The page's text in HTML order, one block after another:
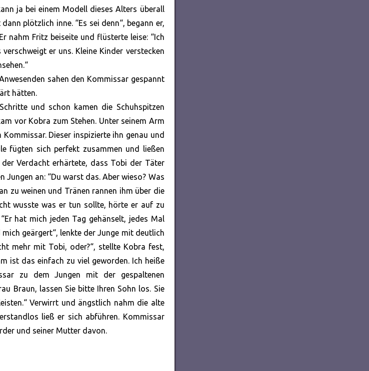
ja bei einem Modell dieses Alters überall
plötzlich inne. “Es sei denn“, begann er,
nahm Fritz beiseite und flüsterte leise: “Ich
er uns. Kleine Kinder verstecken
sahen den Kommissar gespannt
hätten.
und schon kamen die Schuhspitzen
vor Kobra zum Stehen. Unter seinem Arm
Dieser inspizierte ihn genau und
fügten sich perfekt zusammen und ließen
Verdacht erhärtete, dass Tobi der Täter
an: “Du warst das. Aber wieso? Was
zu weinen und Tränen rannen ihm über die
wusste was er tun sollte, hörte er auf zu
hat mich jeden Tag gehänselt, jedes Mal
geärgert“, lenkte der Junge mit deutlich
mehr mit Tobi, oder?“, stellte Kobra fest,
ist das einfach zu viel geworden. Ich heiße
zu dem Jungen mit der gespaltenen
Braun, lassen Sie bitte Ihren Sohn los. Sie
Verwirrt und ängstlich nahm die alte
ließ er sich abführen. Kommissar
und seiner Mutter davon.